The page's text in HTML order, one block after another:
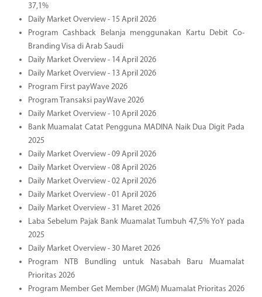
37,1%
Daily Market Overview - 15 April 2026
Program Cashback Belanja menggunakan Kartu Debit Co-
Branding Visa di Arab Saudi
Daily Market Overview - 14 April 2026
Daily Market Overview - 13 April 2026
Program First payWave 2026
Program Transaksi payWave 2026
Daily Market Overview - 10 April 2026
Bank Muamalat Catat Pengguna MADINA Naik Dua Digit Pada
2025
Daily Market Overview - 09 April 2026
Daily Market Overview - 08 April 2026
Daily Market Overview - 02 April 2026
Daily Market Overview - 01 April 2026
Daily Market Overview - 31 Maret 2026
Laba Sebelum Pajak Bank Muamalat Tumbuh 47,5% YoY pada
2025
Daily Market Overview - 30 Maret 2026
Program NTB Bundling untuk Nasabah Baru Muamalat
Prioritas 2026
Program Member Get Member (MGM) Muamalat Prioritas 2026